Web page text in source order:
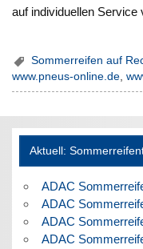
auf individuellen Service
Sommerreifen auf
www.pneus-online.de,
Aktuell:
ADAC
ADAC
ADAC
ADAC